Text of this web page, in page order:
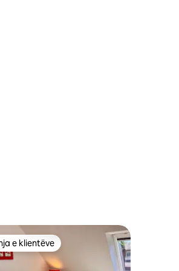
e zgjedhjeve të klientëve
e klientëve